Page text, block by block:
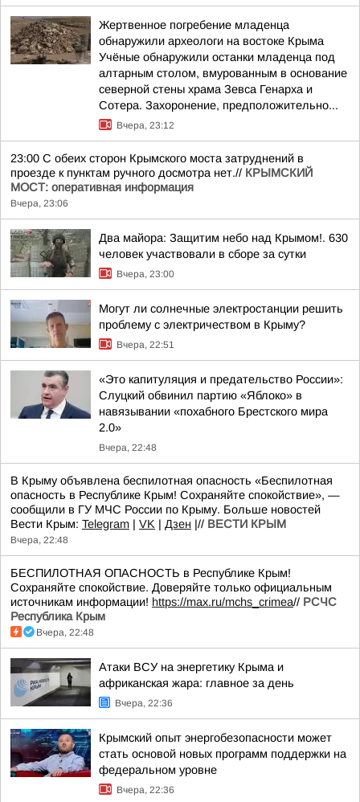
Жертвенное погребение младенца
обнаружили археологи на востоке Крыма
Учёные обнаружили останки младенца под
алтарным столом, вмурованным в основание
северной стены храма Зевса Генарха и
Сотера. Захоронение, предположительно...
Вчера, 23:12
23:00 С обеих сторон Крымского моста затруднений в
проезде к пунктам ручного досмотра нет.// КРЫМСКИЙ
МОСТ: оперативная информация
Вчера, 23:06
Два майора: Защитим небо над Крымом!. 630
человек участвовали в сборе за сутки
Вчера, 23:00
Могут ли солнечные электростанции решить
проблему с электричеством в Крыму?
Вчера, 22:51
«Это капитуляция и предательство России»:
Слуцкий обвинил партию «Яблоко» в
навязывании «похабного Брестского мира
2.0»
Вчера, 22:48
В Крыму объявлена беспилотная опасность «Беспилотная
опасность в Республике Крым! Сохраняйте спокойствие», —
сообщили в ГУ МЧС России по Крыму. Больше новостей
Вести Крым: Telegram | VK | Дзен |// ВЕСТИ КРЫМ
Вчера, 22:48
БЕСПИЛОТНАЯ ОПАСНОСТЬ в Республике Крым!
Сохраняйте спокойствие. Доверяйте только официальным
источникам информации! https://max.ru/mchs_crimea// РСЧС
Республика Крым
Вчера, 22:48
Атаки ВСУ на энергетику Крыма и
африканская жара: главное за день
Вчера, 22:36
Крымский опыт энергобезопасности может
стать основой новых программ поддержки на
федеральном уровне
Вчера, 22:36